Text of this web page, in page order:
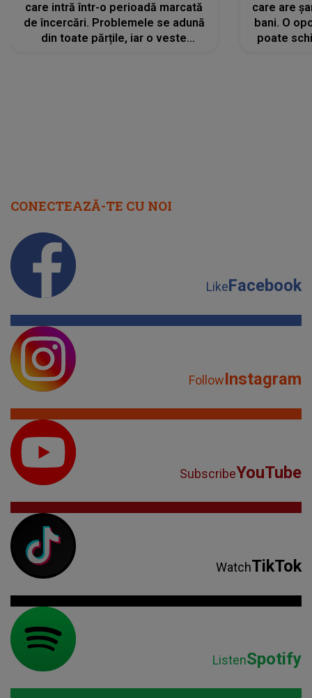
care intră într-o perioadă marcată
de încercări. Problemele se adună
din toate părțile, iar o veste
care are
bani. O
poate
CONECTEAZĂ-TE CU NOI
LikeFacebook
FollowInstagram
SubscribeYouTube
WatchTikTok
ListenSpotify